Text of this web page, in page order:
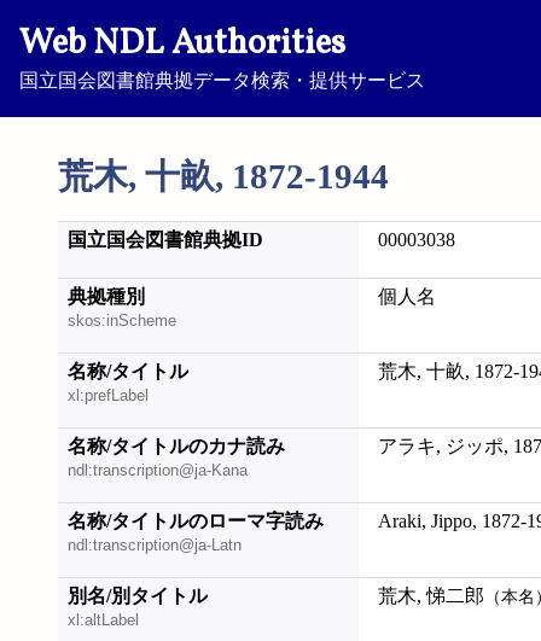
Web NDL Authorities
国立国会図書館典拠データ検索・提供サービス
荒木, 十畝, 1872-1944
国立国会図書館典拠ID 00003038
典拠種別
skos:inScheme
個人名
名称/タイトル
xl:prefLabel
荒木, 十畝, 1872-
名称/タイトルのカナ読み
ndl:transcription@ja-Kana
アラキ, ジッポ,
名称/タイトルのローマ字読み
ndl:transcription@ja-Latn
Araki, Jippo, 1872-
別名/別タイトル
xl:altLabel
荒木, 悌二郎 （本名